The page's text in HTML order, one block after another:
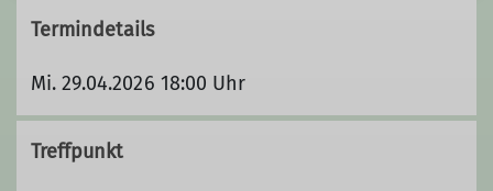
Termindetails
Mi. 29.04.2026 18:00 Uhr
Treffpunkt